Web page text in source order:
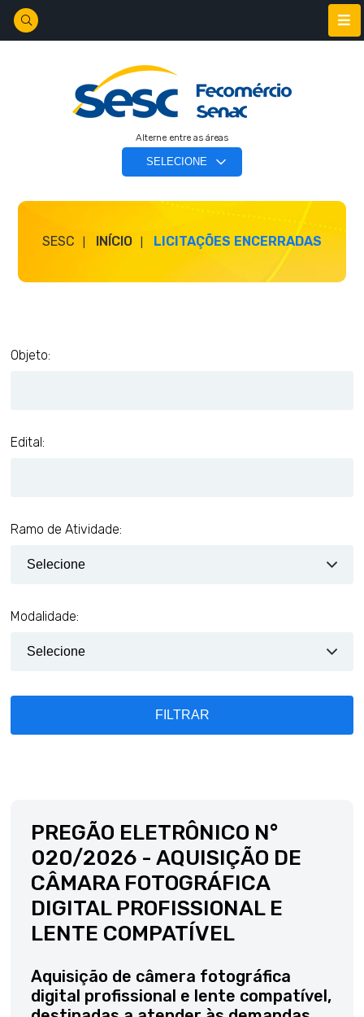
Alterne entre as áreas
SESC INÍCIO LICITAÇÕES ENCERRADAS
Objeto:
Edital:
Ramo de Atividade:
Modalidade:
FILTRAR
PREGÃO ELETRÔNICO N°
020/2026 - AQUISIÇÃO DE
CÂMARA FOTOGRÁFICA
DIGITAL PROFISSIONAL E
LENTE COMPATÍVEL
Aquisição de câmera fotográfica
digital profissional e lente compatível,